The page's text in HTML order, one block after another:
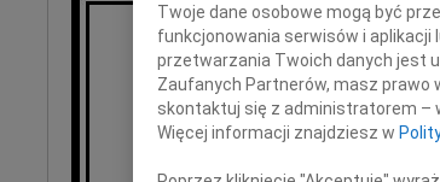
Kamilowi
oraz jego
Twoje dane osobowe mogą być
funkcjonowania serwisów i aplikacji
przetwarzania Twoich danych jest
Zaufanych Partnerów, masz prawo
skontaktuj się z administratorem –
Więcej informacji znajdziesz w